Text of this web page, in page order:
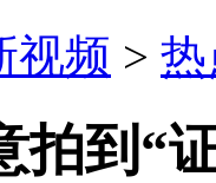
视频 >
拍到“